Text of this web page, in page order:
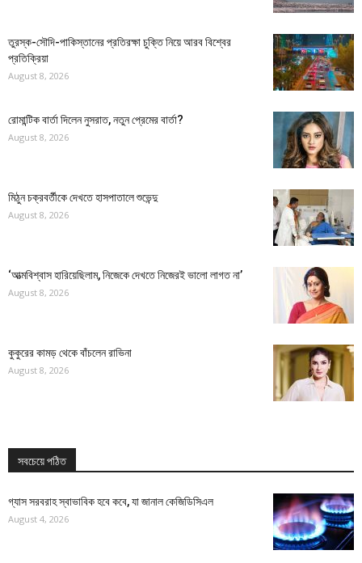
তুরস্ক-সৌদি-পাকিস্তানের প্রতিরক্ষা চুক্তি নিয়ে আরব বিশ্বের
প্রতিক্রিয়া
August 8, 2026
রোমান্টিক বার্তা দিলেন নুসরাত, নতুন প্রেমের বার্তা?
August 8, 2026
মিঠুন চক্রবর্তীকে দেখতে হাসপাতালে শুভেন্দু
August 8, 2026
‘আত্মবিশ্বাস হারিয়েছিলাম, নিজেকে দেখতে নিজেরই ভালো লাগত না’
August 8, 2026
কুকুরের কামড় থেকে বাঁচলেন রাভিনা
August 8, 2026
সবচেয়ে পঠিত
গ্যাস সরবরাহ স্বাভাবিক হবে কবে, যা জানাল কেজিডিসিএল
August 4, 2026